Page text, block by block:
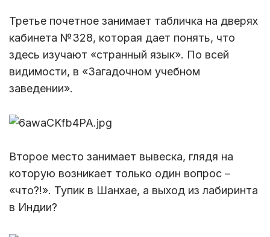
Третье почетное занимает табличка на дверях
кабинета №328, которая дает понять, что
здесь изучают «странный язык». По всей
видимости, в «Загадочном учебном
заведении».
Второе место занимает вывеска, глядя на
которую возникает только один вопрос –
«что?!». Тупик в Шанхае, а выход из лабиринта
в Индии?